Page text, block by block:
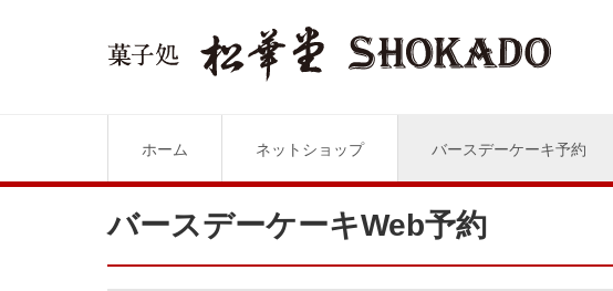
ホーム ネットショップ バースデーケーキ予約
バースデーケーキWeb予約